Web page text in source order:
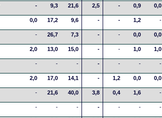
- 9,3 21,6 2,5 - 0,9 0,0
0,0 17,2 9,6 - - 1,2 -
- 26,7 7,3 - - 0,0 0,0
2,0 13,0 15,0 - - 1,0 1,0
- - - - - - -
2,0 17,0 14,1 - 1,2 0,0 0,0
- 21,6 40,0 3,8 0,4 1,6 -
- - - - - - -